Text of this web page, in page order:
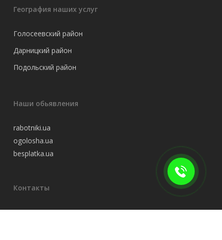
География наших услуг
Голосеевский район
Дарницкий район
Подольский район
Наши обьявления
rabotniki.ua
ogolosha.ua
besplatka.ua
Контакты
Роман Николаевич